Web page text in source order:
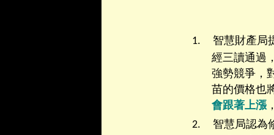
1.
智慧財產局
經三讀通過
強勢競爭，
苗的價格也
會跟著上漲
2.
智慧局認為